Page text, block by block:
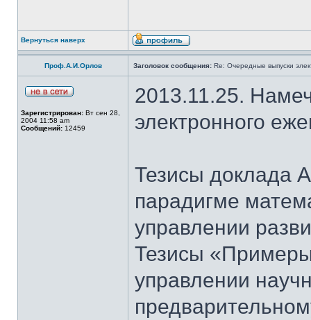
Вернуться наверх
Проф.А.И.Орлов Заголовок сообщения: Re: Очередные выпуски
Зарегистрирован: Вт сен 28,
2004 11:58 am
Сообщений: 12459
2013.11.25.
электронного
Тезисы доклада
парадигме
управлении
Тезисы
управлении